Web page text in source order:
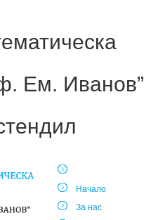
Ем. Иванов”
Начало
За нас